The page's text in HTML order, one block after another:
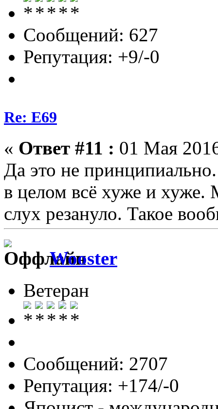
Сообщений: 627
Репутация: +9/-0
Re: E69
« Ответ #11 : 01 Мая
Да это не
в целом всё хуже и
слух резануло. Такое
Wooster
Ветеран
Сообщений: 2707
Репутация: +174/-0